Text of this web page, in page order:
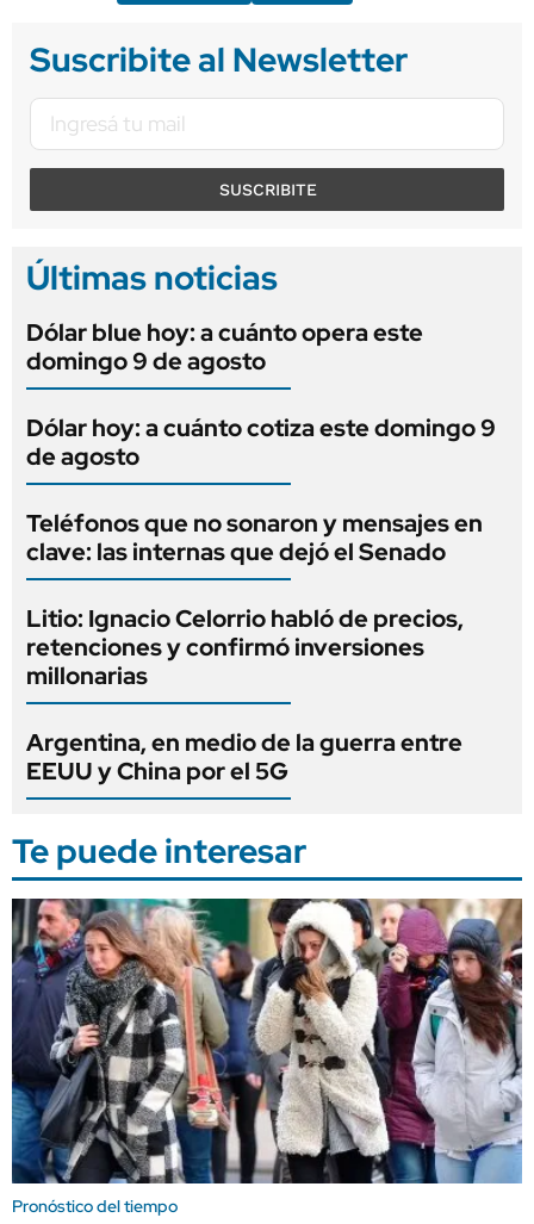
Suscribite al Newsletter
SUSCRIBITE
Últimas noticias
Dólar blue hoy: a cuánto opera este
domingo 9 de agosto
Dólar hoy: a cuánto cotiza este domingo 9
de agosto
Teléfonos que no sonaron y mensajes en
clave: las internas que dejó el Senado
Litio: Ignacio Celorrio habló de precios,
retenciones y confirmó inversiones
millonarias
Argentina, en medio de la guerra entre
EEUU y China por el 5G
Te puede interesar
Pronóstico del tiempo